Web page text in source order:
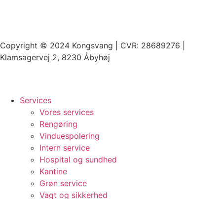
Copyright © 2024 Kongsvang | CVR: 28689276 |
Klamsagervej 2, 8230 Åbyhøj
Services
Vores services
Rengøring
Vinduespolering
Intern service
Hospital og sundhed
Kantine
Grøn service
Vagt og sikkerhed